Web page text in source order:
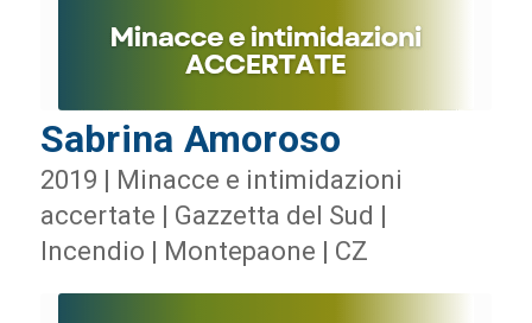
Sabrina Amoroso
2019 | Minacce e intimidazioni
accertate | Gazzetta del Sud |
Incendio | Montepaone | CZ